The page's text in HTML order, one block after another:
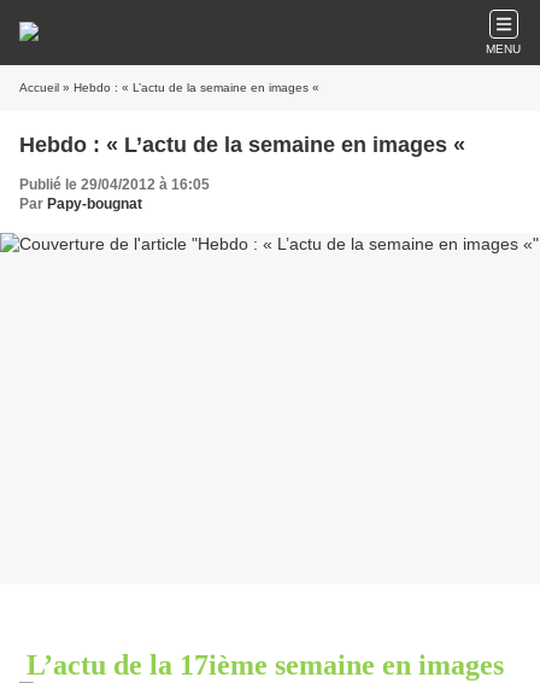
MENU
Accueil » Hebdo : « L’actu de la semaine en images «
Hebdo : « L’actu de la semaine en images «
Publié le 29/04/2012 à 16:05
Par Papy-bougnat
L’actu de la 17ième semaine en images